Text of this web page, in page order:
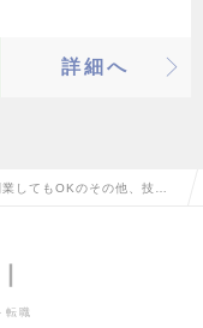
詳細へ
業してもOKのその他、技術
）の転職・求人情報一覧
転職